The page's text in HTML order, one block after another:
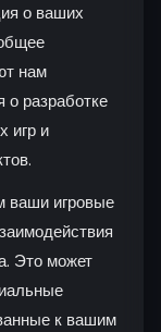
о ваших
нам
разработке
игр и
ваши игровые
Это может
к вашим